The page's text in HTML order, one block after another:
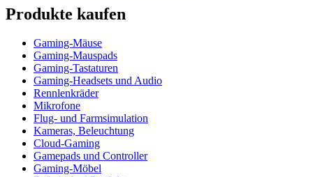
Produkte kaufen
Gaming-Mäuse
Gaming-Mauspads
Gaming-Tastaturen
Gaming-Headsets und Audio
Rennlenkräder
Mikrofone
Flug- und Farmsimulation
Kameras, Beleuchtung
Cloud-Gaming
Gamepads und Controller
Gaming-Möbel